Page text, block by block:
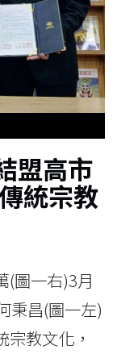
盟高市
統宗教
(圖一右)3月
秉昌(圖一左)
教文化，